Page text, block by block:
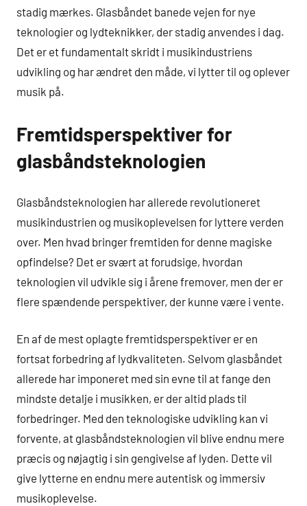
stadig mærkes. Glasbåndet banede vejen for nye
teknologier og lydteknikker, der stadig anvendes i dag.
Det er et fundamentalt skridt i musikindustriens
udvikling og har ændret den måde, vi lytter til og oplever
musik på.
Fremtidsperspektiver for
glasbåndsteknologien
Glasbåndsteknologien har allerede revolutioneret
musikindustrien og musikoplevelsen for lyttere verden
over. Men hvad bringer fremtiden for denne magiske
opfindelse? Det er svært at forudsige, hvordan
teknologien vil udvikle sig i årene fremover, men der er
flere spændende perspektiver, der kunne være i vente.
En af de mest oplagte fremtidsperspektiver er en
fortsat forbedring af lydkvaliteten. Selvom glasbåndet
allerede har imponeret med sin evne til at fange den
mindste detalje i musikken, er der altid plads til
forbedringer. Med den teknologiske udvikling kan vi
forvente, at glasbåndsteknologien vil blive endnu mere
præcis og nøjagtig i sin gengivelse af lyden. Dette vil
give lytterne en endnu mere autentisk og immersiv
musikoplevelse.